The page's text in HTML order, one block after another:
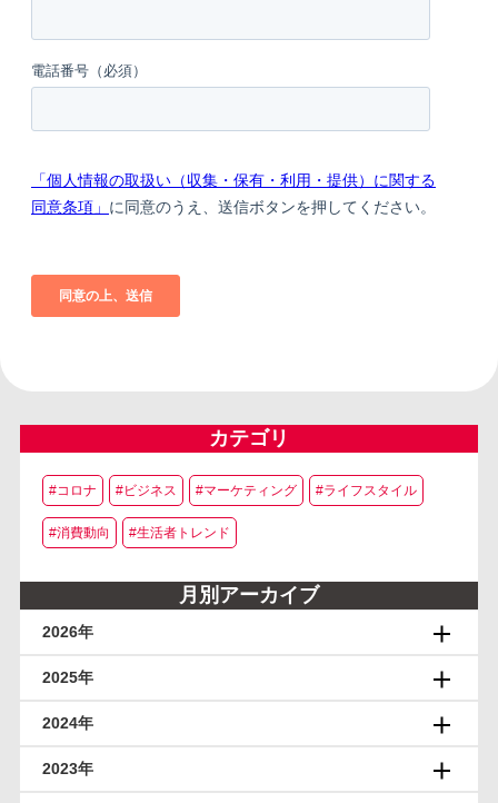
カテゴリ
#コロナ #ビジネス #マーケティング #ライフスタイル
#消費動向 #生活者トレンド
月別アーカイブ
2026年
2025年
2024年
2023年